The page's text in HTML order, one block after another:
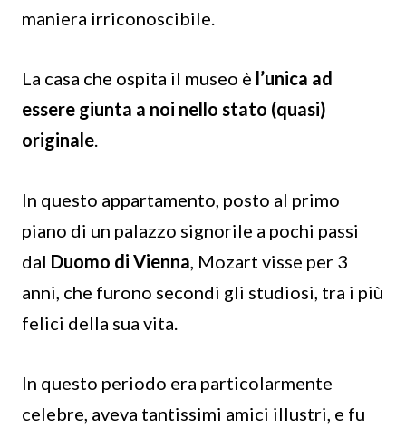
maniera irriconoscibile.
La casa che ospita il museo è l’unica ad
essere giunta a noi nello stato (quasi)
originale.
In questo appartamento, posto al primo
piano di un palazzo signorile a pochi passi
dal Duomo di Vienna, Mozart visse per 3
anni, che furono secondi gli studiosi, tra i più
felici della sua vita.
In questo periodo era particolarmente
celebre, aveva tantissimi amici illustri, e fu